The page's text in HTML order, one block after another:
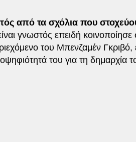
από τα σχόλια που
γνωστός επειδή
του Μπενζαμέν
του για τη δημαρχία